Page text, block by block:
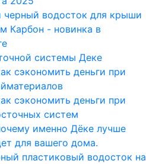
черный водосток для крыши
Карбон - новинка в
системы Деке
сэкономить деньги при
сэкономить деньги при
систем
именно Дёке лучше
для вашего дома.
пластиковый водосток на